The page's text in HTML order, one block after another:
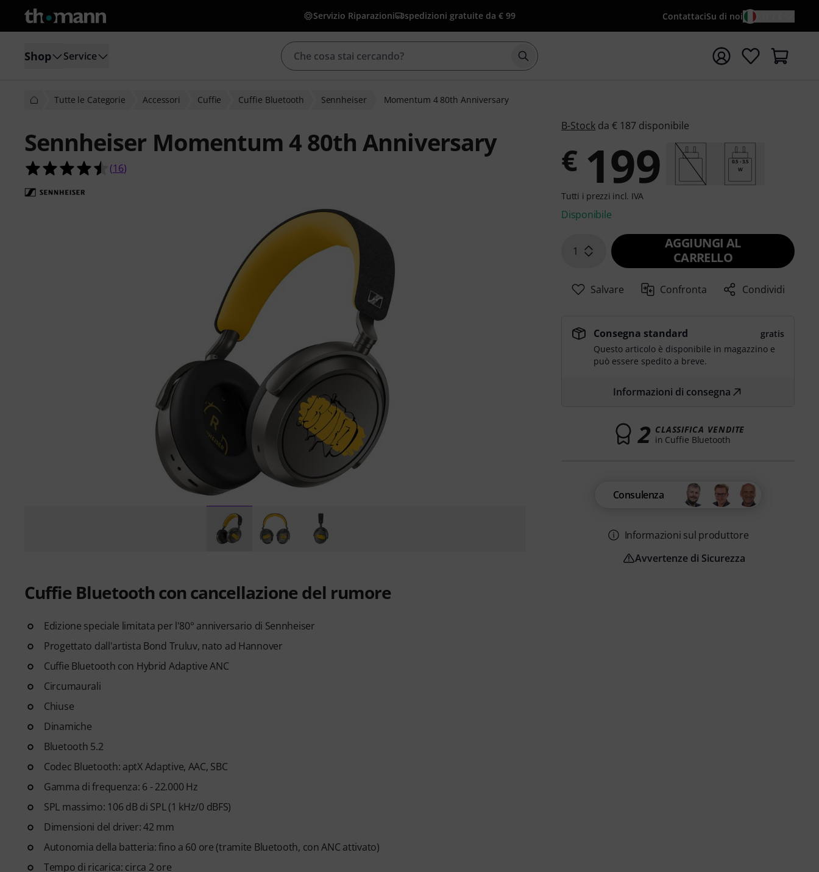
Servizio Riparazioni spedizioni gratuite da € 99 ContattaciSu di noi
Shop Service Avviare la ricerca con il termine di ricerca {searchTerm}
Tutte le Categorie Accessori Cuffie Cuffie Bluetooth Sennheiser Momentum 4 80th Anniversary
Sennheiser Momentum 4 80th Anniversary
4.5 su 5 stelle su 16 valutazioni dei clienti
(16)
Cuffie Bluetooth con cancellazione del rumore
Edizione speciale limitata per l'80° anniversario di Sennheiser
Progettato dall'artista Bond Truluv, nato ad Hannover
Cuffie Bluetooth con Hybrid Adaptive ANC
Circumaurali
Chiuse
Dinamiche
Bluetooth 5.2
Codec Bluetooth: aptX Adaptive, AAC, SBC
Gamma di frequenza: 6 - 22.000 Hz
SPL massimo: 106 dB di SPL (1 kHz/0 dBFS)
Dimensioni del driver: 42 mm
Autonomia della batteria: fino a 60 ore (tramite Bluetooth, con ANC attivato)
Tempo di ricarica: circa 2 ore
B-Stock da € 187 disponibile
€ 199
0.5 - 3.5
W
Tutti i prezzi incl. IVA
Disponibile
1
AGGIUNGI AL
CARRELLO
Salvare Confronta Condividi
Consegna standard
gratis
Questo articolo è disponibile in magazzino e
può essere spedito a breve.
Informazioni di consegna
2 CLASSIFICA VENDITE
in Cuffie Bluetooth
Consulenza
Informazioni sul produttore
Avvertenze di Sicurezza